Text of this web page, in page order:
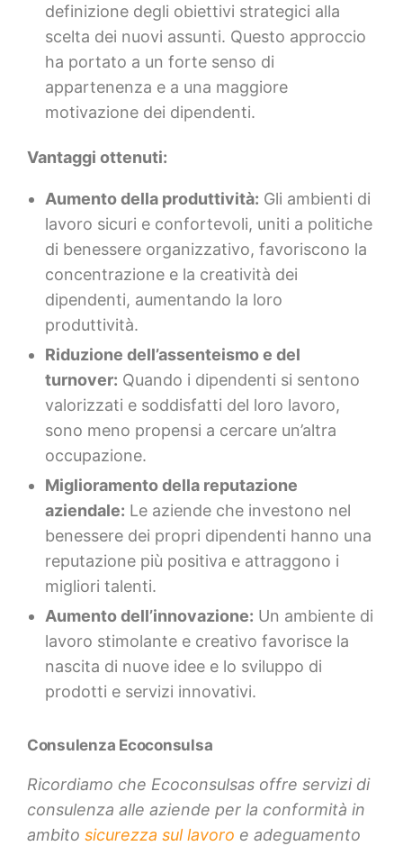
definizione degli obiettivi strategici alla
scelta dei nuovi assunti. Questo approccio
ha portato a un forte senso di
appartenenza e a una maggiore
motivazione dei dipendenti.
Vantaggi ottenuti:
Aumento della produttività: Gli ambienti di
lavoro sicuri e confortevoli, uniti a politiche
di benessere organizzativo, favoriscono la
concentrazione e la creatività dei
dipendenti, aumentando la loro
produttività.
Riduzione dell’assenteismo e del
turnover: Quando i dipendenti si sentono
valorizzati e soddisfatti del loro lavoro,
sono meno propensi a cercare un’altra
occupazione.
Miglioramento della reputazione
aziendale: Le aziende che investono nel
benessere dei propri dipendenti hanno una
reputazione più positiva e attraggono i
migliori talenti.
Aumento dell’innovazione: Un ambiente di
lavoro stimolante e creativo favorisce la
nascita di nuove idee e lo sviluppo di
prodotti e servizi innovativi.
Consulenza Ecoconsulsa
Ricordiamo che Ecoconsulsas offre servizi di
consulenza alle aziende per la conformità in
ambito sicurezza sul lavoro e adeguamento